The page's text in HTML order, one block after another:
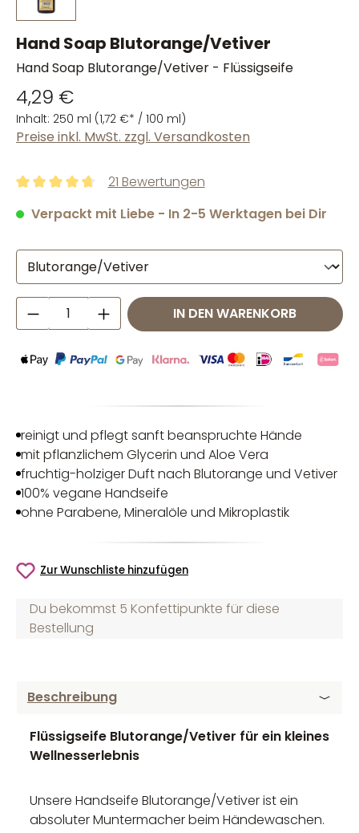
Hand Soap Blutorange/Vetiver
Hand Soap Blutorange/Vetiver - Flüssigseife
4,29 €
Inhalt: 250 ml (1,72 €* / 100 ml)
Preise inkl. MwSt. zzgl. Versandkosten
21 Bewertungen
Verpackt mit Liebe - In 2-5 Werktagen bei Dir
Produkt Anzahl: Gib denIN DEN WARENKORB
reinigt und pflegt sanft beanspruchte Hände
mit pflanzlichem Glycerin und Aloe Vera
fruchtig-holziger Duft nach Blutorange und Vetiver
100% vegane Handseife
ohne Parabene, Mineralöle und Mikroplastik
Zur Wunschliste hinzufügen
Du bekommst 5 Konfettipunkte für diese
Bestellung
Beschreibung
Flüssigseife Blutorange/Vetiver für ein kleines
Wellnesserlebnis
Unsere Handseife Blutorange/Vetiver ist ein
absoluter Muntermacher beim Händewaschen.